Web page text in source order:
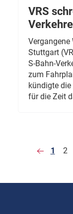
VRS
Vergangene
Stuttgart
S-Bahn-
zum
kündigte
für die Zeit
1 2